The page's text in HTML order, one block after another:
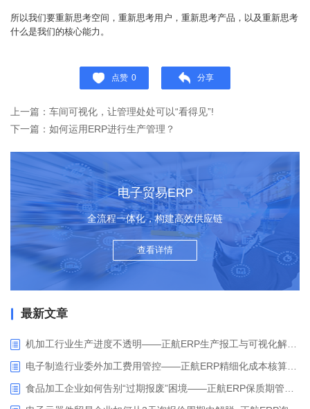
所以我们要重新思考空间，重新思考用户，重新思考产品，以及重新思考
什么是我们的核心能力。
点赞 0 分享
上一篇：车间可视化，让管理处处可以“看得见”!
下一篇：如何运用ERP进行生产管理？
电子贸易ERP
全流程一体化，构建高效供应链
查看详情
最新文章